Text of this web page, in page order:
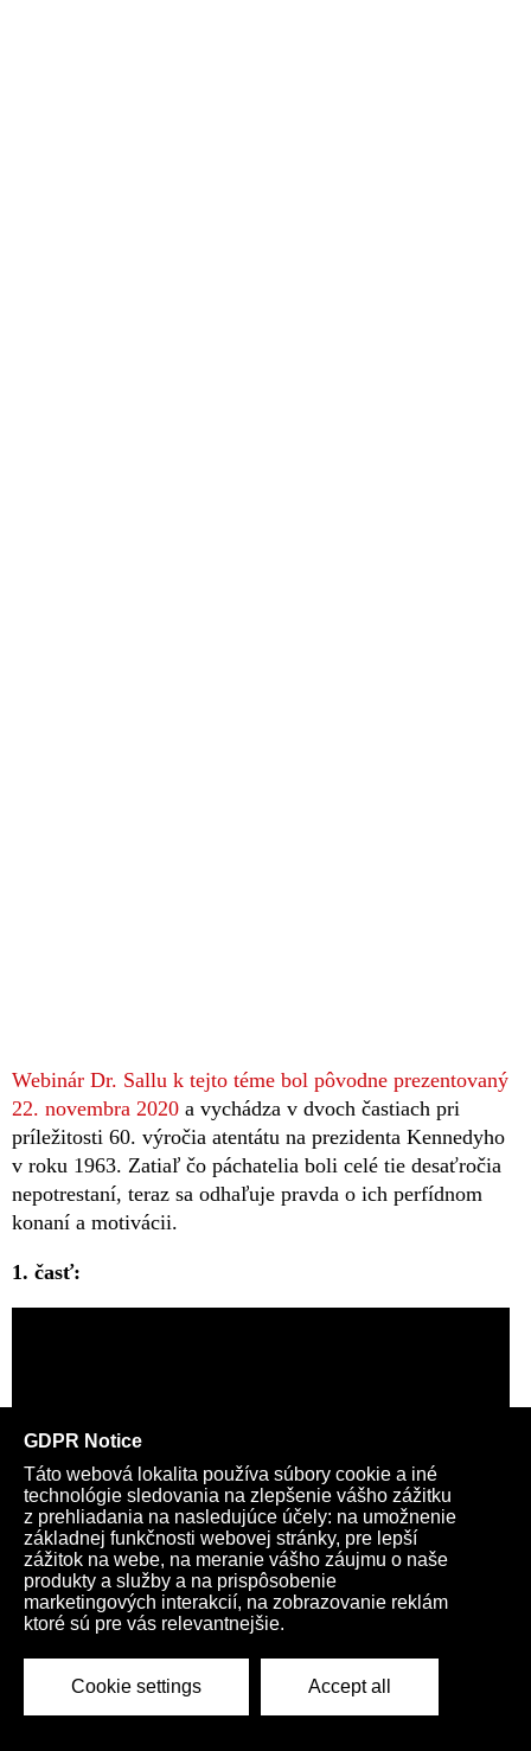
Webinár Dr. Sallu k tejto téme bol pôvodne prezentovaný
22. novembra 2020 a vychádza v dvoch častiach pri
príležitosti 60. výročia atentátu na prezidenta Kennedyho
v roku 1963. Zatiaľ čo páchatelia boli celé tie desaťročia
nepotrestaní, teraz sa odhaľuje pravda o ich perfídnom
konaní a motivácii.
1. časť:
2. časť: